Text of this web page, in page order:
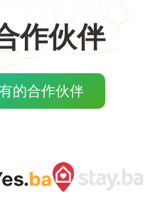
作伙伴
的合作伙伴